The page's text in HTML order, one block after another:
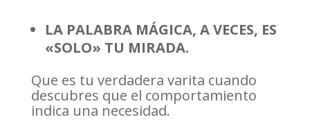
LA PALABRA MÁGICA, A VECES, ES
«SOLO» TU MIRADA.
Que es tu verdadera varita cuando
descubres que el comportamiento
indica una necesidad.